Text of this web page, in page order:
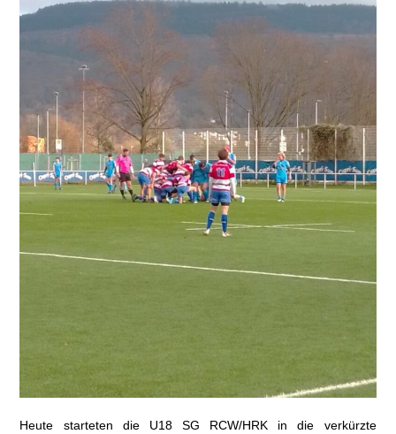
Heute starteten die U18 SG RCW/HRK in die verkürzte